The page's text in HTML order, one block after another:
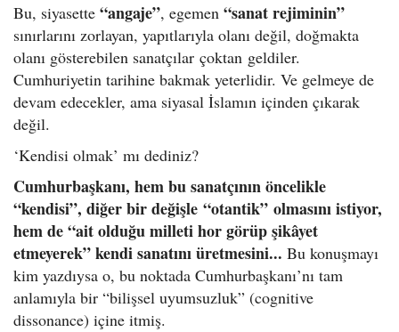
Bu, siyasette “angaje”, egemen “sanat rejiminin”
sınırlarını zorlayan, yapıtlarıyla olanı değil, doğmakta
olanı gösterebilen sanatçılar çoktan geldiler.
Cumhuriyetin tarihine bakmak yeterlidir. Ve gelmeye de
devam edecekler, ama siyasal İslamın içinden çıkarak
değil.
‘Kendisi olmak’ mı dediniz?
Cumhurbaşkanı, hem bu sanatçının öncelikle
“kendisi”, diğer bir değişle “otantik” olmasını istiyor,
hem de “ait olduğu milleti hor görüp şikâyet
etmeyerek” kendi sanatını üretmesini... Bu konuşmayı
kim yazdıysa o, bu noktada Cumhurbaşkanı’nı tam
anlamıyla bir “bilişsel uyumsuzluk” (cognitive
dissonance) içine itmiş.